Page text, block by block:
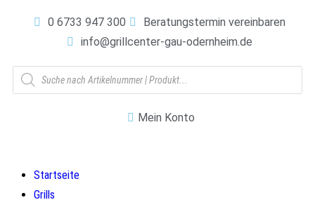
0 6733 947 300
Beratungstermin vereinbaren
info@grillcenter-gau-odernheim.de
Mein Konto
Startseite
Grills